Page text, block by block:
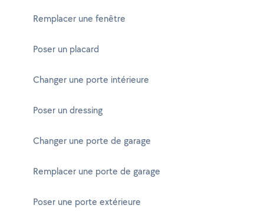
Remplacer une fenêtre
Poser un placard
Changer une porte intérieure
Poser un dressing
Changer une porte de garage
Remplacer une porte de garage
Poser une porte extérieure